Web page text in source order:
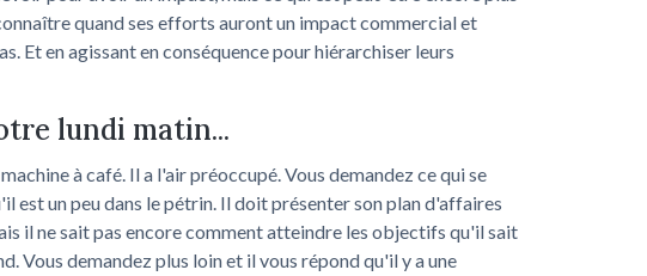
quand ses efforts auront un impact commercial et
Et en agissant en conséquence pour hiérarchiser leurs
lundi matin...
à café. Il a l'air préoccupé. Vous demandez ce qui se
est un peu dans le pétrin. Il doit présenter son plan d'affaires
il ne sait pas encore comment atteindre les objectifs qu'il sait
Vous demandez plus loin et il vous répond qu'il y a une